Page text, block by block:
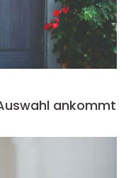
ankommt